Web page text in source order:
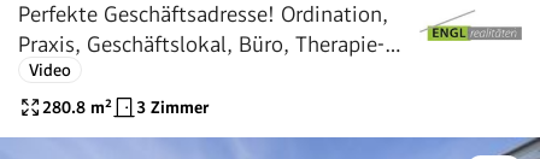
Perfekte Geschäftsadresse! Ordination,
Praxis, Geschäftslokal, Büro, Therapie-
und Fitness Studio, 55 m2 Wohnbüro und
2 TG Plätze
Video
280.8 m² 3 Zimmer